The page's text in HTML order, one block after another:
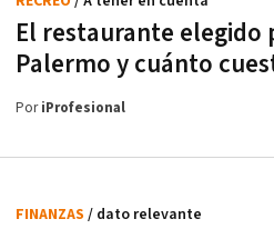
El restaurante elegido
Palermo y cuánto
PoriProfesional
FINANZAS / dato relevante